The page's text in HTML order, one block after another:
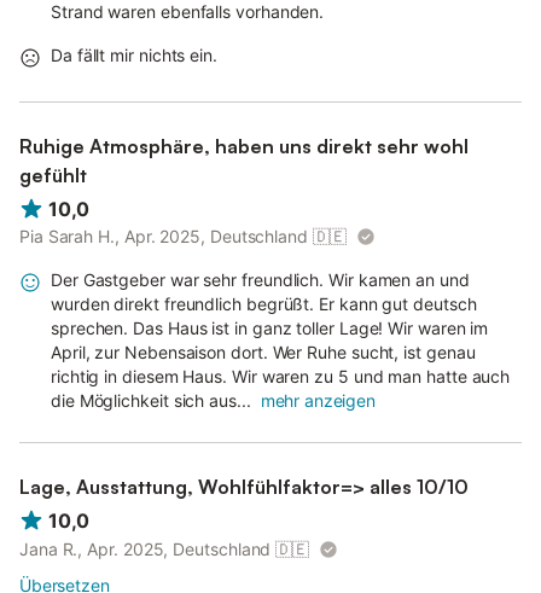
Strand waren ebenfalls vorhanden.
Da fällt mir nichts ein.
Ruhige Atmosphäre, haben uns direkt sehr wohl
gefühlt
10,0
Pia Sarah H., Apr. 2025, Deutschland 🇩🇪
Der Gastgeber war sehr freundlich. Wir kamen an und
wurden direkt freundlich begrüßt. Er kann gut deutsch
sprechen. Das Haus ist in ganz toller Lage! Wir waren im
April, zur Nebensaison dort. Wer Ruhe sucht, ist genau
richtig in diesem Haus. Wir waren zu 5 und man hatte auch
die Möglichkeit sich aus... mehr anzeigen
Lage, Ausstattung, Wohlfühlfaktor=> alles 10/10
10,0
Jana R., Apr. 2025, Deutschland 🇩🇪
Übersetzen